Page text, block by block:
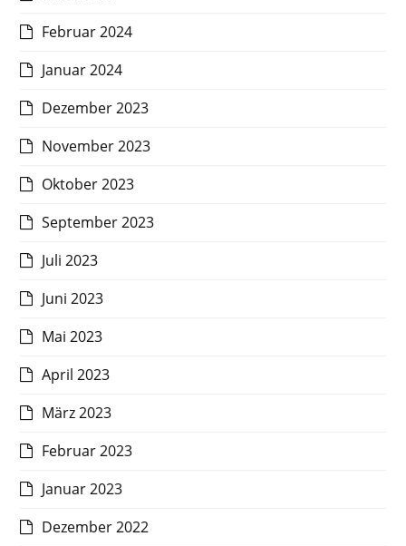
Februar 2024
Januar 2024
Dezember 2023
November 2023
Oktober 2023
September 2023
Juli 2023
Juni 2023
Mai 2023
April 2023
März 2023
Februar 2023
Januar 2023
Dezember 2022